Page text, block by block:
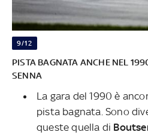
9/12
PISTA BAGNATA ANCHE NEL
SENNA
La gara del 1990 è
pista bagnata. Sono
queste quella di